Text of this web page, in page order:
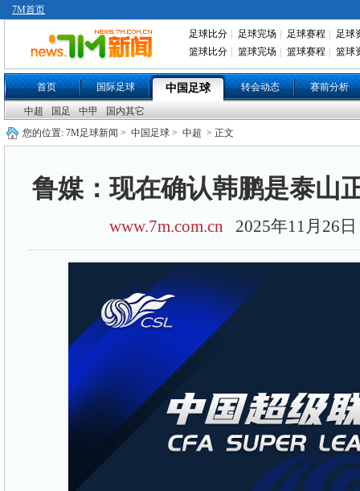
7M首页
足球比分 足球完场 足球赛程
足球
篮球比分
篮球完场 篮球赛程 篮球
首页 国际足球 中国足球 转会动态 赛前分析
中超 国足 中甲
国内其它
您的位置: 7M足球新闻 > 中国足球 > 中超 > 正文
鲁媒：现在确认韩鹏是泰山
www.7m.com.cn 2025年11月26